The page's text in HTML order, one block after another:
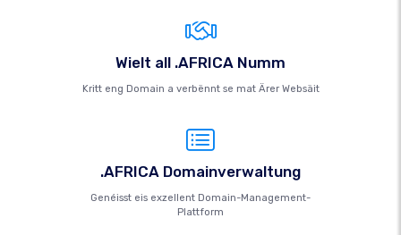
Wielt all .AFRICA Numm
Kritt eng Domain a verbënnt se mat Ärer Websäit
.AFRICA Domainverwaltung
Genéisst eis exzellent Domain-Management-
Plattform